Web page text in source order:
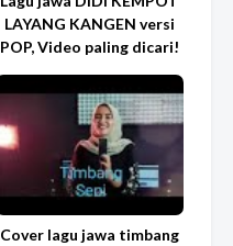
LAYANG KANGEN versi
POP, Video paling dicari!
Cover lagu jawa timbang